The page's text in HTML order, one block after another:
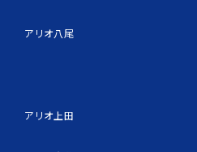
アリオ八尾
アリオ上田